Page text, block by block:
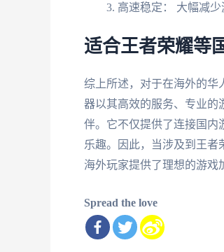
高速稳定： 大幅减少
适合王者荣耀等
综上所述，对于在海外的华
器以其高效的服务、专业的
伴。它不仅提供了连接国内
乐趣。因此，当涉及到王者
海外玩家提供了理想的游戏
Spread the love